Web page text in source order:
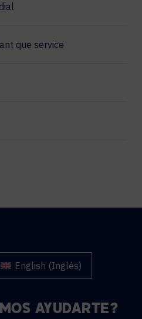
que service
English (Inglés)
AYUDARTE?